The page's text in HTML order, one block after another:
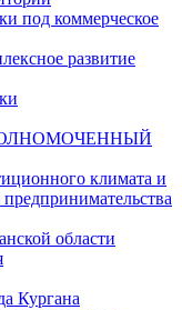
под коммерческое
развитие
климата и
области
Кургана